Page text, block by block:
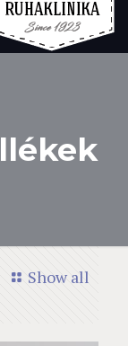
Show all